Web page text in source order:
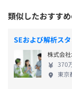
・社内勉強会の
業務の他に、
ています。
◆書籍、社外勉
分
・家族手当
賞与 年2回支給
し、広い視野
ームワークを
めに奮闘して
「人を大切に
リアアップ制
ん成長できる
プライベート
類似したおすす
SEおよび解析ス
株式会
370
東京